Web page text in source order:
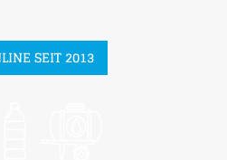
SEIT 2013